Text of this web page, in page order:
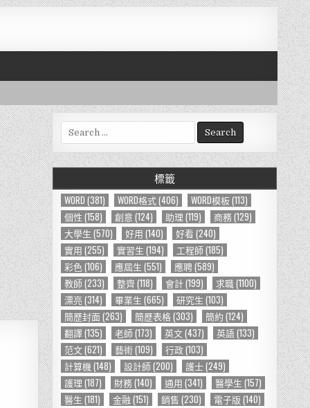
e
a
r
h
f
o
r
標籤
WORD (381) WORD格式(406) WORD模板(113)
個性 (158) 創意 (124) 助理 (119) 商務(129)
大學生 (570) 好用 (140) 好看 (240)
實用 (255) 實習生 (194) 工程師(185)
彩色(106) 應屆生 (551) 應聘(589)
教師(233) 整齊(118) 會計(199) 求職(1100)
漂亮 (314) 畢業生 (665) 研究生 (103)
簡歷封面(263) 簡歷表格(303) 簡約 (124)
翻譯(135) 老師(173) 英文(437) 英語(133)
范文(621) 藝術(109) 行政(103)
計算機 (148) 設計師(200) 護士(249)
護理 (187) 財務(140) 通用 (341) 醫學生 (157)
醫生 (181) 金融 (151) 銷售 (230) 電子版 (140)